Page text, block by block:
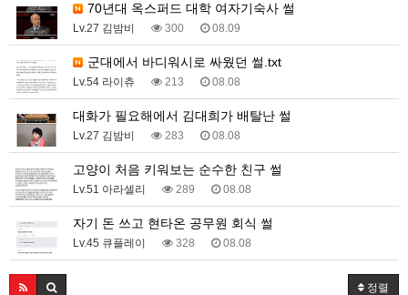
70년대 옥스퍼드 대학 여자기숙사 썰
Lv.27 김밤비 300 08.09
군대에서 바디워시로 싸웠던 썰.txt
Lv.54 라이츄 213 08.08
대화가 필요해에서 김대희가 배탈난 썰
Lv.27 김밤비 283 08.08
고양이 처음 키워보는 순수한 친구 썰
Lv.51 아라셀리 289 08.08
자기 돈 쓰고 현타온 공무원 회식 썰
Lv.45 큐플레이 328 08.08
정렬